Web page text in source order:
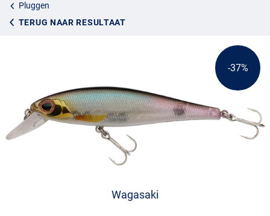
Pluggen
TERUG NAAR RESULTAAT
Wagasaki
-37%